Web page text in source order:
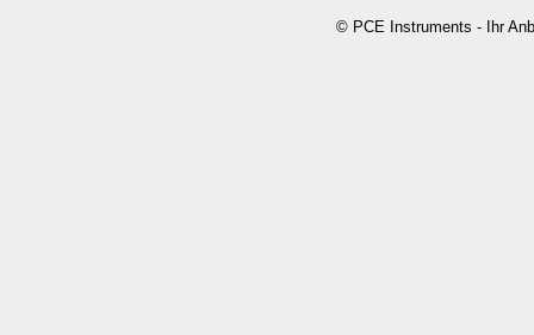
© PCE Instruments - Ihr